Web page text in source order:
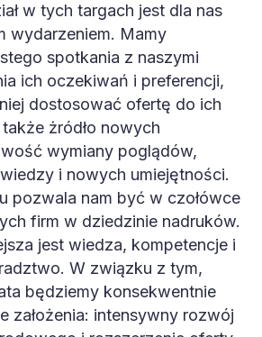
w tych targach jest dla nas
wydarzeniem. Mamy
spotkania z naszymi
ich oczekiwań i preferencji,
dostosować ofertę do ich
żródło nowych
wymiany poglądów,
i nowych umiejętności.
pozwala nam być w czołówce
firm w dziedzinie nadruków.
jest wiedza, kompetencje i
W związku z tym,
będziemy konsekwentnie
założenia: intensywny rozwój